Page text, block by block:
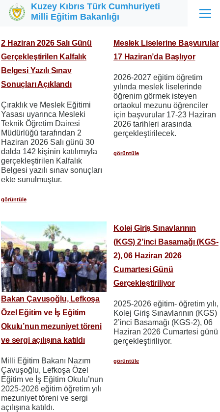
Ana içeriğe atla
Kuzey Kıbrıs Türk Cumhuriyeti
Milli Eğitim Bakanlığı
Menü
2 Haziran 2026 Salı Günü
Gerçekleştirilen Kalfalık
Belgesi Yazılı Sınav
Sonuçları Açıklandı
Çıraklık ve Meslek Eğitimi
Yasası uyarınca Mesleki
Teknik Öğretim Dairesi
Müdürlüğü tarafından 2
Haziran 2026 Salı günü 30
dalda 142 kişinin katılımıyla
gerçekleştirilen Kalfalık
Belgesi yazılı sınav sonuçları
ekte sunulmuştur.
görüntüle
Meslek Liselerine Başvurular
17 Haziran’da Başlıyor
2026-2027 eğitim öğretim
yılında meslek liselerinde
öğrenim görmek isteyen
ortaokul mezunu öğrenciler
için başvurular 17-23 Haziran
2026 tarihleri ​​arasında
gerçekleştirilecek.
görüntüle
Bakan Çavuşoğlu, Lefkoşa
Özel Eğitim ve İş Eğitim
Okulu’nun mezuniyet töreni
ve sergi açılışına katıldı
Milli Eğitim Bakanı Nazım
Çavuşoğlu, Lefkoşa Özel
Eğitim ve İş Eğitim Okulu’nun
2025-2026 eğitim öğretim yılı
mezuniyet töreni ve sergi
açılışına katıldı.
Kolej Giriş Sınavlarının
(KGS) 2’inci Basamağı (KGS-
2), 06 Haziran 2026
Cumartesi Günü
Gerçekleştiriliyor
2025-2026 eğitim- öğretim yılı,
Kolej Giriş Sınavlarının (KGS)
2’inci Basamağı (KGS-2), 06
Haziran 2026 Cumartesi günü
gerçekleştiriliyor.
görüntüle